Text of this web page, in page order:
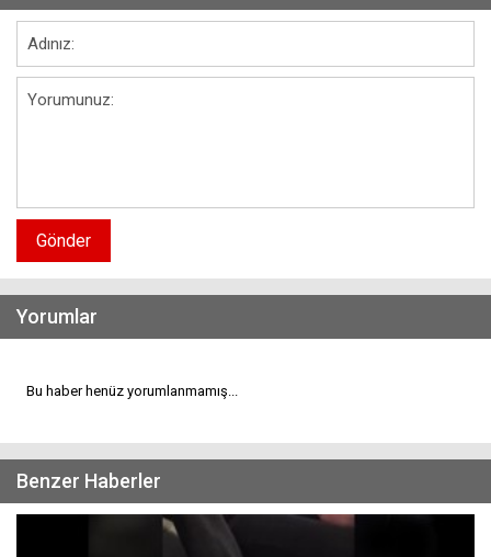
Gönder
Yorumlar
Bu haber henüz yorumlanmamış...
Benzer Haberler